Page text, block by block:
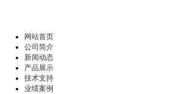
网站首页
公司简介
新闻动态
产品展示
技术支持
业绩案例